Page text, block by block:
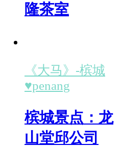
隆茶室
《大马》-槟城
♥penang
槟城景点：龙
山堂邱公司